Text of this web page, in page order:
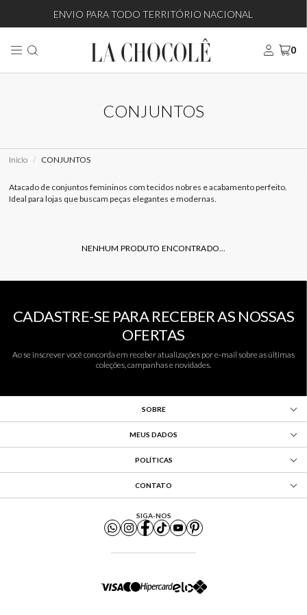
ENVIO PARA TODO TERRITÓRIO NACIONAL
0
CONJUNTOS
Início CONJUNTOS
Atacado de conjuntos femininos com tecidos nobres e acabamento perfeito.
Ideal para lojas que buscam peças elegantes e modernas.
NENHUM PRODUTO ENCONTRADO...
CADASTRE-SE PARA RECEBER AS NOSSAS
OFERTAS
Ao se inscrever você concorda em receber atualizações por e-mail sobre as últimas
coleções, campanhas e novidades.
SOBRE
MEUS DADOS
POLÍTICAS
CONTATO
SIGA-NOS